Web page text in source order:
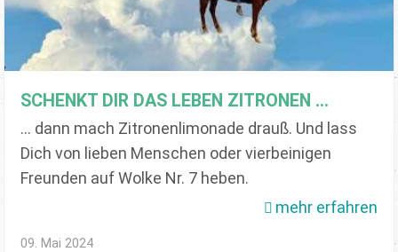
SCHENKT DIR DAS LEBEN ZITRONEN ...
... dann mach Zitronenlimonade drauß. Und lass
Dich von lieben Menschen oder vierbeinigen
Freunden auf Wolke Nr. 7 heben.
mehr erfahren
09. Mai 2024